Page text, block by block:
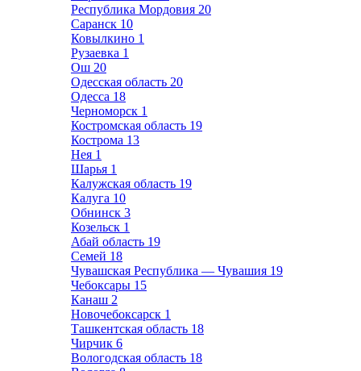
Республика Мордовия 20
Саранск 10
Ковылкино 1
Рузаевка 1
Ош 20
Одесская область 20
Одесса 18
Черноморск 1
Костромская область 19
Кострома 13
Нея 1
Шарья 1
Калужская область 19
Калуга 10
Обнинск 3
Козельск 1
Абай область 19
Семей 18
Чувашская Республика — Чувашия 19
Чебоксары 15
Канаш 2
Новочебоксарск 1
Ташкентская область 18
Чирчик 6
Вологодская область 18